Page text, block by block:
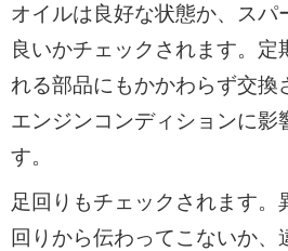
オイルは良好な状態か、スパ
良いかチェックされます。定
れる部品にもかかわらず交換
エンジンコンディションに影
す。
足回りもチェックされます。
回りから伝わってこないか、